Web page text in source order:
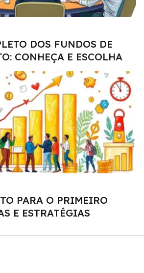
DOS FUNDOS DE
CONHEÇA E ESCOLHA
PARA O PRIMEIRO
E ESTRATÉGIAS